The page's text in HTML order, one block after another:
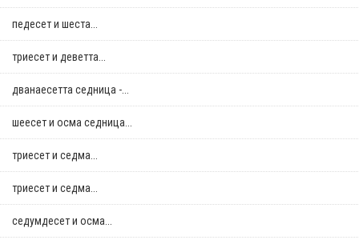
педесет и шеста...
триесет и деветта...
дванаесетта седница -...
шеесет и осма седница...
триесет и седма...
триесет и седма...
седумдесет и осма...